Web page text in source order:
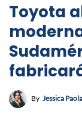
Toyota
By Jessica